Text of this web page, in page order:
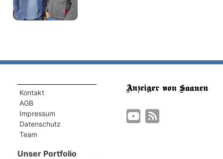
Kontakt
AGB
Impressum
Datenschutz
Team
Unser Portfolio